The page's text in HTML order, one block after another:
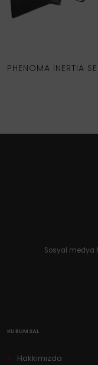
PHENOMA INERTIA
Sosyal medya
KURUMSAL
Hakkımızda